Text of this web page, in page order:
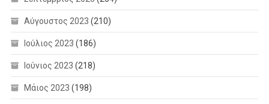
Αύγουστος 2023 (210)
Ιούλιος 2023 (186)
Ιούνιος 2023 (218)
Μάιος 2023 (198)